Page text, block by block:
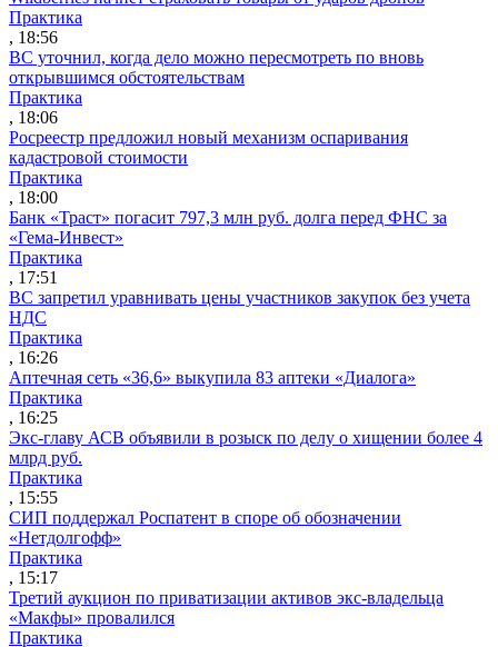
Практика
, 18:56
ВС уточнил, когда дело можно пересмотреть по вновь
открывшимся обстоятельствам
Практика
, 18:06
Росреестр предложил новый механизм оспаривания
кадастровой стоимости
Практика
, 18:00
Банк «Траст» погасит 797,3 млн руб. долга перед ФНС за
«Гема-Инвест»
Практика
, 17:51
ВС запретил уравнивать цены участников закупок без учета
НДС
Практика
, 16:26
Аптечная сеть «36,6» выкупила 83 аптеки «Диалога»
Практика
, 16:25
Экс-главу АСВ объявили в розыск по делу о хищении более 4
млрд руб.
Практика
, 15:55
СИП поддержал Роспатент в споре об обозначении
«Нетдолгофф»
Практика
, 15:17
Третий аукцион по приватизации активов экс-владельца
«Макфы» провалился
Практика